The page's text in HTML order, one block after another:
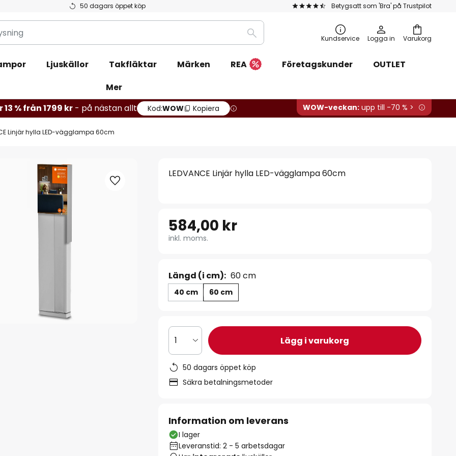
50 dagars öppet köp Betygsatt som 'Bra' på Trustpilot
Varukorg
Sök Kundservice Logga in
Ljuskällor Takfläktar Märken REA Företagskunder
OUTLET
Mer
% från 1799 kr - på nästan allt Kod:WOW Kopiera WOW-veckan: upp till -70 % >
Linjär hylla LED-vägglampa 60cm
LEDVANCE Linjär hylla LED-vägglampa 60cm
584,00 kr
inkl. moms.
Längd (i cm): 60 cm
40 cm 60 cm
1 Lägg i varukorg
50 dagars öppet köp
Säkra betalningsmetoder
Information om leverans
I lager
Leveranstid: 2 - 5 arbetsdagar